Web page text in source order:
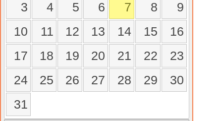
3
4 5 6 7 8
9
10
11 12 13 14 15
16
17
18 19 20 21 22
23
24
25 26 27 28 29
30
31